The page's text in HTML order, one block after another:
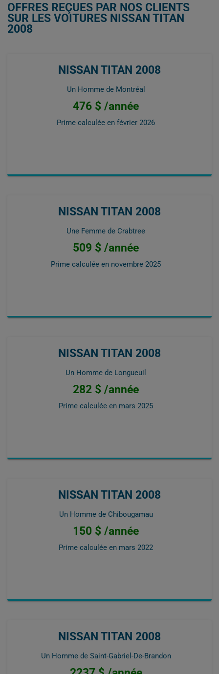
OFFRES REÇUES PAR NOS CLIENTS
SUR LES VOITURES NISSAN TITAN
2008
NISSAN TITAN 2008
Un Homme de Montréal
476 $ /année
Prime calculée en février 2026
NISSAN TITAN 2008
Une Femme de Crabtree
509 $ /année
Prime calculée en novembre 2025
NISSAN TITAN 2008
Un Homme de Longueuil
282 $ /année
Prime calculée en mars 2025
NISSAN TITAN 2008
Un Homme de Chibougamau
150 $ /année
Prime calculée en mars 2022
NISSAN TITAN 2008
Un Homme de Saint-Gabriel-De-Brandon